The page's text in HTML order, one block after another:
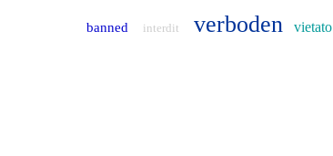
banned interdit verboden vietato